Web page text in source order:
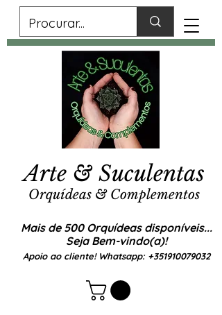
Mais de 500 Orquídeas disponíveis...
Seja Bem-vindo(a)!
Apoio ao cliente! Whatsapp: +351910079032
Arte & Suculentas
Orquídeas & Complementos